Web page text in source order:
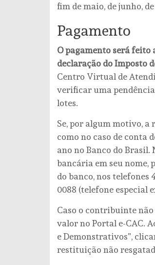
fim de maio, de junho,
Pagamento
O pagamento será feito
declaração do Imposto
Centro Virtual de
verificar uma
lotes.
Se, por algum motivo,
como no caso de conta
ano no Banco do Brasil.
bancária em seu nome,
do banco, nos telefones
0088 (telefone especial
Caso o contribuinte
valor no Portal e-CAC.
e Demonstrativos”,
restituição não